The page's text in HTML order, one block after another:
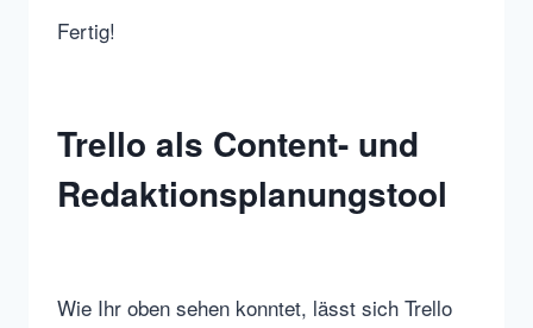
Fertig!
Trello als Content- und
Redaktionsplanungstool
Wie Ihr oben sehen konntet, lässt sich Trello